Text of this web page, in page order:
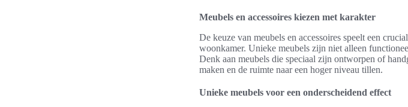
Meubels en accessoires kiezen met karakter
De keuze van meubels en accessoires speelt een
woonkamer. Unieke meubels zijn niet alleen
Denk aan meubels die speciaal zijn ontworpen of
maken en de ruimte naar een hoger niveau tillen.
Unieke meubels voor een onderscheidend effect